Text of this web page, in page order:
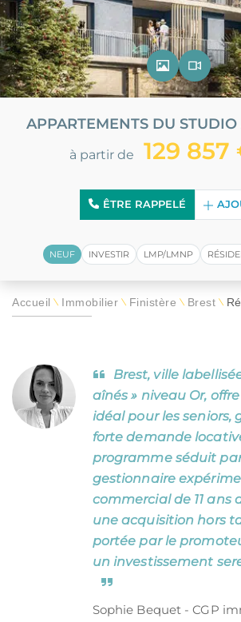
APPARTEMENTS DU STUDIO
à partir de 129 857
ÊTRE RAPPELÉ
NEUF INVESTIR LMP/LMNP
Accueil \ Immobilier \ Finistère \ Brest \
Brest, ville
aînés » niveau Or,
idéal pour les seniors,
forte demande
programme séduit
gestionnaire
commercial de 11 ans
une acquisition hors
portée par le
un investissement
Sophie Bequet - CGP